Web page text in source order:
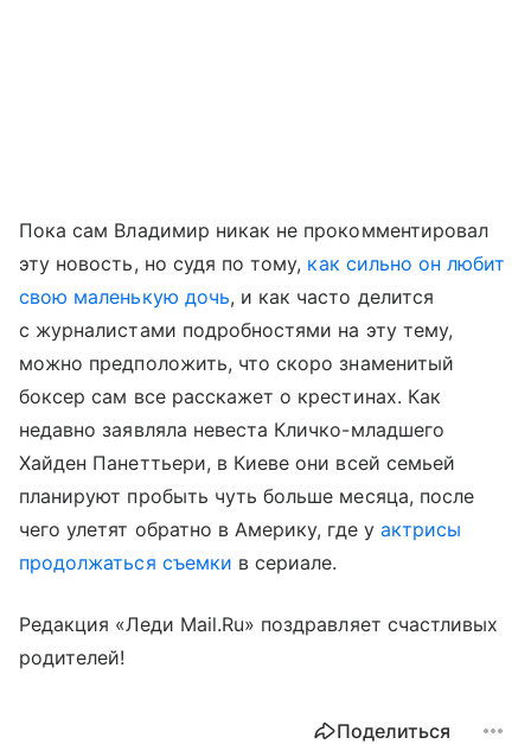
Пока сам Владимир никак не прокомментировал
эту новость, но судя по тому, как сильно он любит
свою маленькую дочь, и как часто делится
с журналистами подробностями на эту тему,
можно предположить, что скоро знаменитый
боксер сам все расскажет о крестинах. Как
недавно заявляла невеста Кличко-младшего
Хайден Панеттьери, в Киеве они всей семьей
планируют пробыть чуть больше месяца, после
чего улетят обратно в Америку, где у актрисы
продолжаться съемки в сериале.
Редакция «Леди Mail.Ru» поздравляет счастливых
родителей!
Поделиться